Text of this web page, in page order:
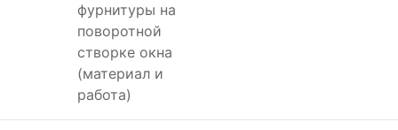
фурнитуры на
поворотной
створке окна
(материал и
работа)